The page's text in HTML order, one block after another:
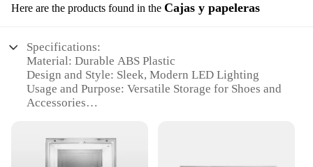
Here are the products found in the Cajas y papeleras
Specifications:
Material: Durable ABS Plastic
Design and Style: Sleek, Modern LED Lighting
Usage and Purpose: Versatile Storage for Shoes and
Accessories
Lighting
Parts and Accessories: Includes Power Adapter for